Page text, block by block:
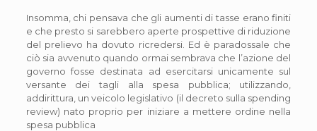
Insomma, chi pensava che gli aumenti di tasse erano finiti
e che presto si sarebbero aperte prospettive di riduzione
del prelievo ha dovuto ricredersi. Ed è paradossale che
ciò sia avvenuto quando ormai sembrava che l’azione del
governo fosse destinata ad esercitarsi unicamente sul
versante dei tagli alla spesa pubblica; utilizzando,
addirittura, un veicolo legislativo (il decreto sulla spending
review) nato proprio per iniziare a mettere ordine nella
spesa pubblica